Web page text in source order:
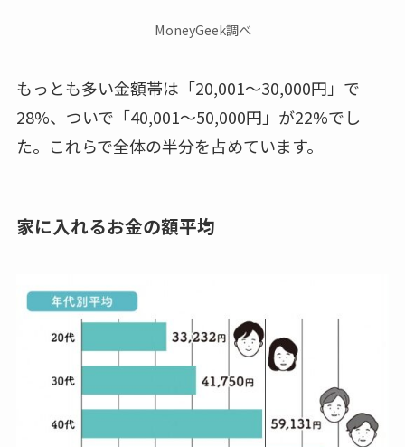
MoneyGeek調べ
もっとも多い金額帯は「20,001～30,000円」で
28%、ついで「40,001～50,000円」が22%でし
た。これらで全体の半分を占めています。
家に入れるお金の額平均